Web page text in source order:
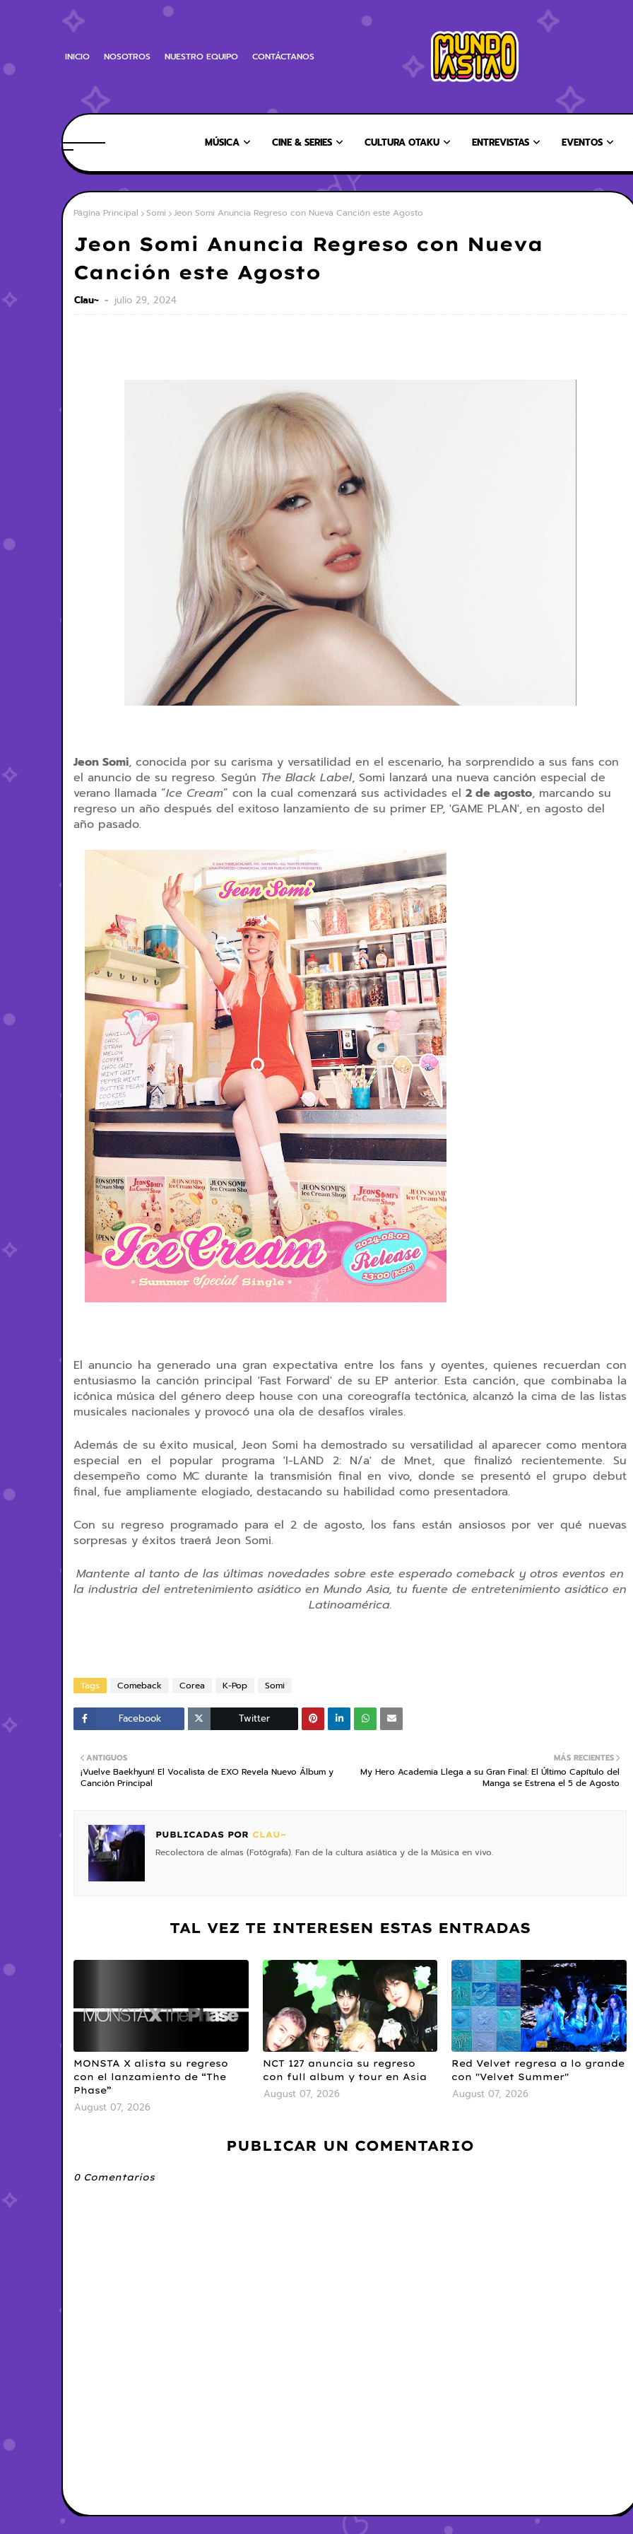
INICIO NOSOTROS NUESTRO EQUIPO CONTÁCTANOS
MÚSICA CINE & SERIES CULTURA OTAKU ENTREVISTAS EVENTOS
Página Principal Somi Jeon Somi Anuncia Regreso con Nueva Canción este Agosto
Jeon Somi Anuncia Regreso con Nueva
Canción este Agosto
Clau~ julio 29, 2024
Jeon Somi, conocida por su carisma y versatilidad en el escenario, ha sorprendido a sus fans con
el anuncio de su regreso. Según The Black Label, Somi lanzará una nueva canción especial de
verano llamada “Ice Cream” con la cual comenzará sus actividades el 2 de agosto, marcando su
regreso un año después del exitoso lanzamiento de su primer EP, 'GAME PLAN', en agosto del
año pasado.
El anuncio ha generado una gran expectativa entre los fans y oyentes, quienes recuerdan con
entusiasmo la canción principal 'Fast Forward' de su EP anterior. Esta canción, que combinaba la
icónica música del género deep house con una coreografía tectónica, alcanzó la cima de las listas
musicales nacionales y provocó una ola de desafíos virales.
Además de su éxito musical, Jeon Somi ha demostrado su versatilidad al aparecer como mentora
especial en el popular programa 'I-LAND 2: N/a' de Mnet, que finalizó recientemente. Su
desempeño como MC durante la transmisión final en vivo, donde se presentó el grupo debut
final, fue ampliamente elogiado, destacando su habilidad como presentadora.
Con su regreso programado para el 2 de agosto, los fans están ansiosos por ver qué nuevas
sorpresas y éxitos traerá Jeon Somi.
Mantente al tanto de las últimas novedades sobre este esperado comeback y otros eventos en
la industria del entretenimiento asiático en Mundo Asia, tu fuente de entretenimiento asiático en
Latinoamérica.
Tags Comeback Corea K-Pop Somi
Facebook Twitter
MÁS RECIENTES
My Hero Academia Llega a su Gran Final: El Último Capítulo del
Manga se Estrena el 5 de Agosto
ANTIGUOS
¡Vuelve Baekhyun! El Vocalista de EXO Revela Nuevo Álbum y
Canción Principal
PUBLICADAS POR CLAU~
Recolectora de almas (Fotógrafa). Fan de la cultura asiática y de la Música en vivo.
TAL VEZ TE INTERESEN ESTAS ENTRADAS
MONSTA X alista su regreso
con el lanzamiento de “The
Phase”
August 07, 2026
NCT 127 anuncia su regreso
con full album y tour en Asia
August 07, 2026
Red Velvet regresa a lo grande
con "Velvet Summer"
August 07, 2026
PUBLICAR UN COMENTARIO
0 Comentarios